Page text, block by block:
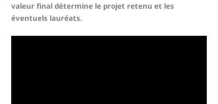
valeur final détermine le projet retenu et les
éventuels lauréats.